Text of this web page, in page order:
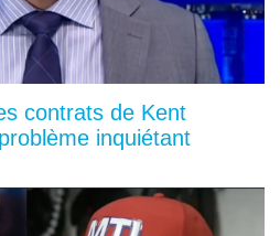
contrats de Kent
inquiétant